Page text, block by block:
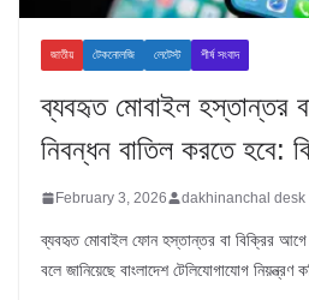
জাতীয় টেকনোলজি লেটেস্ট শীর্ষ সংবাদ
ব্যবহৃত মোবাইল হস্তান্তর
নিবন্ধন বাতিল করতে হবে:
February 3, 2026 dakhinanchal desk
ব্যবহৃত মোবাইল ফোন হস্তান্তর বা বিক্রির
বলে জানিয়েছে বাংলাদেশ টেলিযোগাযোগ